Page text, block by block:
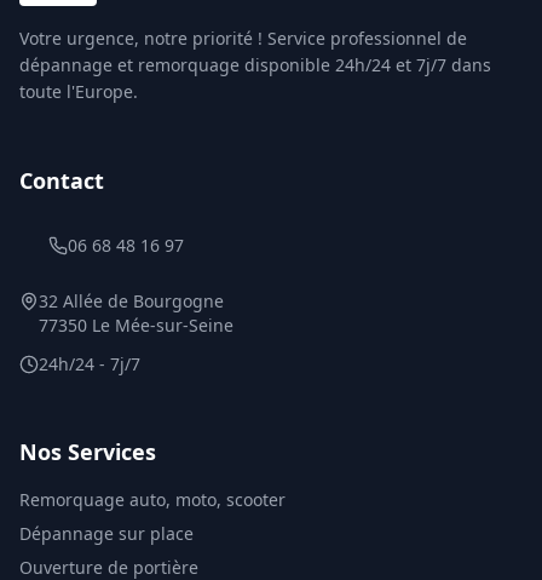
Votre urgence, notre priorité ! Service professionnel de
dépannage et remorquage disponible 24h/24 et 7j/7 dans
toute l'Europe.
Contact
06 68 48 16 97
32 Allée de Bourgogne
77350 Le Mée-sur-Seine
24h/24 - 7j/7
Nos Services
Remorquage auto, moto, scooter
Dépannage sur place
Ouverture de portière